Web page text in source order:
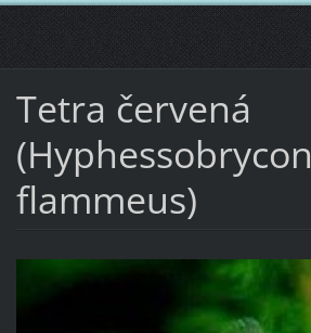
Tetra červená
(Hyphessobrycon
flammeus)